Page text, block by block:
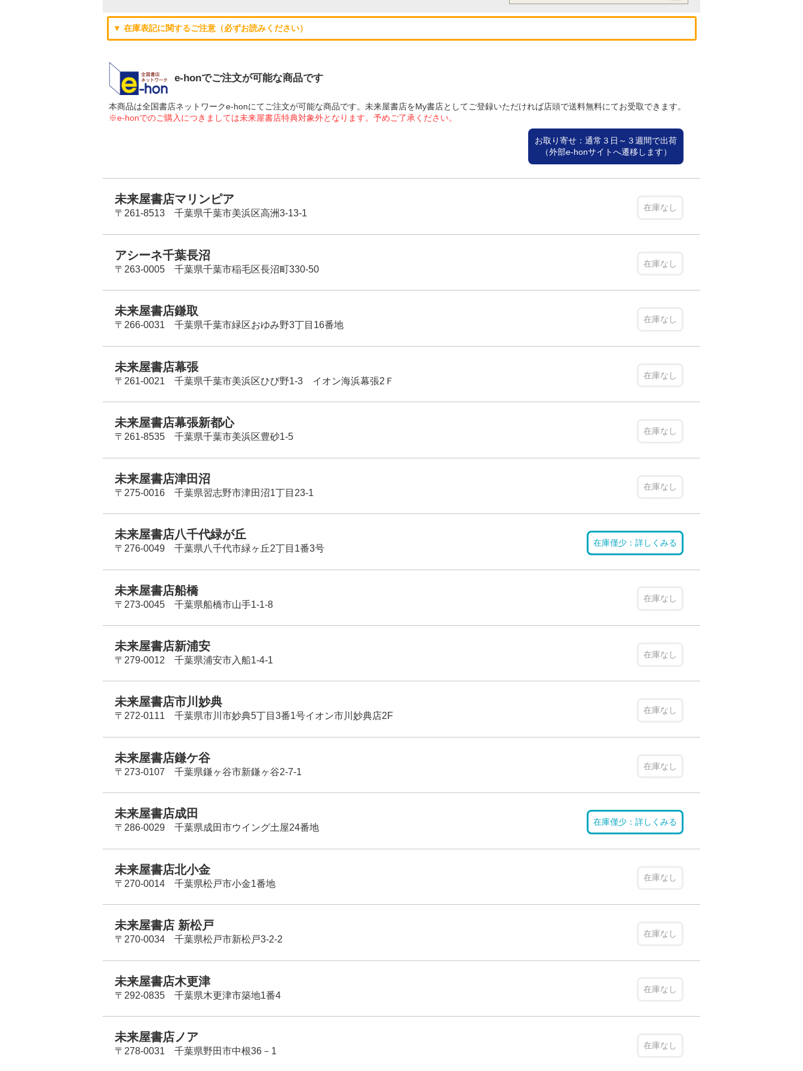
▼ 在庫表記に関するご注意（必ずお読みください）
e-honでご注文が可能な商品です
本商品は全国書店ネットワークe-honにてご注文が可能な商品です。未来屋書店をMy書店としてご登録いただければ店頭で送料無料にてお受取できます。
※e-honでのご購入につきましては未来屋書店特典対象外となります。予めご了承ください。
お取り寄せ：通常３日～３週間で出荷
（外部e-honサイトへ遷移します）
未来屋書店マリンピア
〒261-8513 千葉県千葉市美浜区高洲3-13-1
在庫なし
アシーネ千葉長沼
〒263-0005 千葉県千葉市稲毛区長沼町330-50
在庫なし
未来屋書店鎌取
〒266-0031 千葉県千葉市緑区おゆみ野3丁目16番地
在庫なし
未来屋書店幕張
〒261-0021 千葉県千葉市美浜区ひび野1-3 イオン海浜幕張2Ｆ
在庫なし
未来屋書店幕張新都心
〒261-8535 千葉県千葉市美浜区豊砂1-5
在庫なし
未来屋書店津田沼
〒275-0016 千葉県習志野市津田沼1丁目23-1
在庫なし
未来屋書店八千代緑が丘
〒276-0049 千葉県八千代市緑ヶ丘2丁目1番3号
在庫僅少：詳しくみる
未来屋書店船橋
〒273-0045 千葉県船橋市山手1-1-8
在庫なし
未来屋書店新浦安
〒279-0012 千葉県浦安市入船1-4-1
在庫なし
未来屋書店市川妙典
〒272-0111 千葉県市川市妙典5丁目3番1号イオン市川妙典店2F
在庫なし
未来屋書店鎌ケ谷
〒273-0107 千葉県鎌ヶ谷市新鎌ヶ谷2-7-1
在庫なし
未来屋書店成田
〒286-0029 千葉県成田市ウイング土屋24番地
在庫僅少：詳しくみる
未来屋書店北小金
〒270-0014 千葉県松戸市小金1番地
在庫なし
未来屋書店 新松戸
〒270-0034 千葉県松戸市新松戸3-2-2
在庫なし
未来屋書店木更津
〒292-0835 千葉県木更津市築地1番4
在庫なし
未来屋書店ノア
〒278-0031 千葉県野田市中根36－1
在庫なし